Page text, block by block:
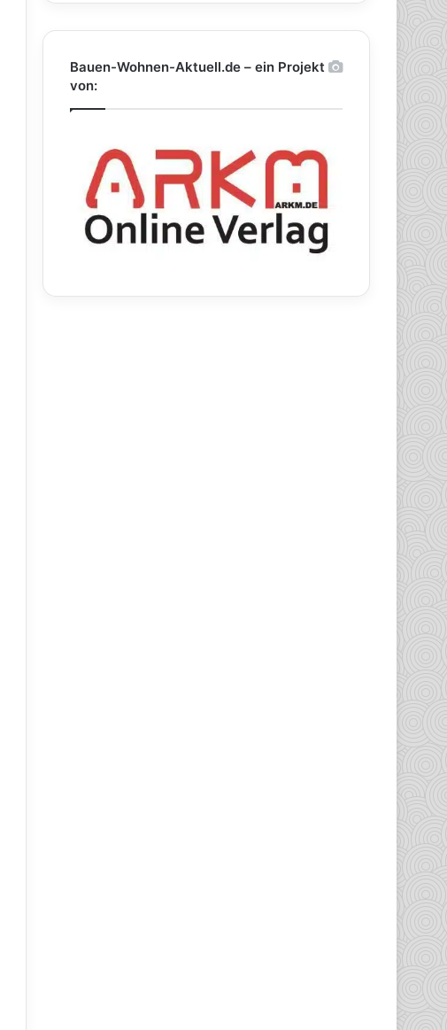
Bauen-Wohnen-Aktuell.de – ein Projekt
von: